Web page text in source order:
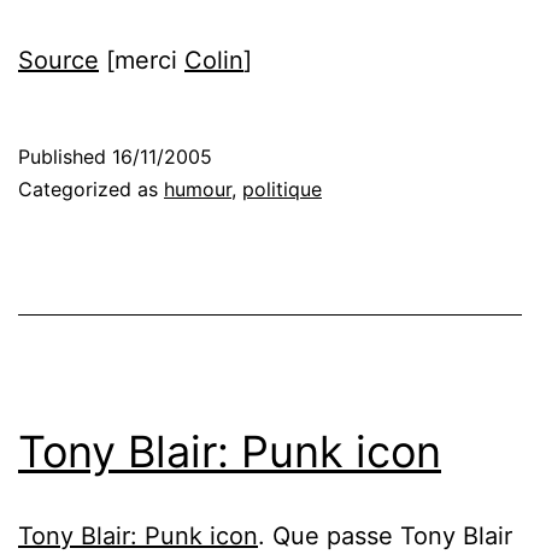
Source [merci Colin]
Published 16/11/2005
Categorized as humour, politique
Tony Blair: Punk icon
Tony Blair: Punk icon. Que passe Tony Blair